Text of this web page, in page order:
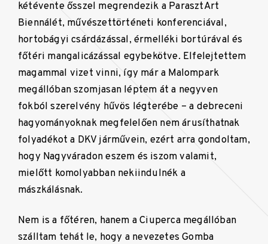
kétévente ősszel megrendezik a ParasztArt
Biennálét, művészettörténeti konferenciával,
hortobágyi csárdázással, érmelléki bortúrával és
főtéri mangalicázással egybekötve. Elfelejtettem
magammal vizet vinni, így már a Malompark
megállóban szomjasan léptem át a negyven
fokból szerelvény hűvös légterébe – a debreceni
hagyományoknak megfelelően nem árusíthatnak
folyadékot a DKV járművein, ezért arra gondoltam,
hogy Nagyváradon eszem és iszom valamit,
mielőtt komolyabban nekiindulnék a
mászkálásnak.
Nem is a főtéren, hanem a Ciuperca megállóban
szálltam tehát le, hogy a nevezetes Gomba